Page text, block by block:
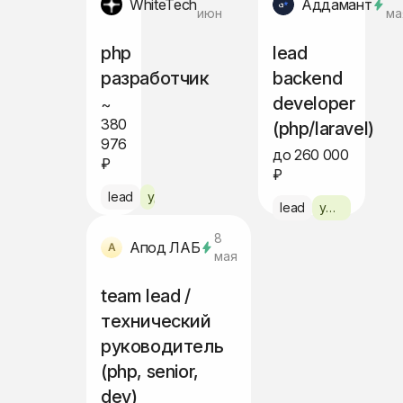
WhiteTechиюн
php
разработчик
~
380
976
₽
lead удалённо
Аддамант
lead
backend
developer
(php/laravel)
до 260 000
₽
lead удалённо
Апод ЛАБ
8
мая
team lead /
технический
руководитель
(php, senior,
dev)